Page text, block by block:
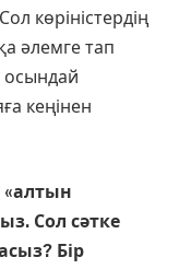
көріністердің
әлемге тап
осындай
кеңінен
«алтын
Сол сәтке
Бір